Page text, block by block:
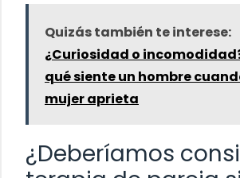
Quizás también te interese:
¿Curiosidad o
qué siente un hombre
mujer aprieta
¿Deberíamos